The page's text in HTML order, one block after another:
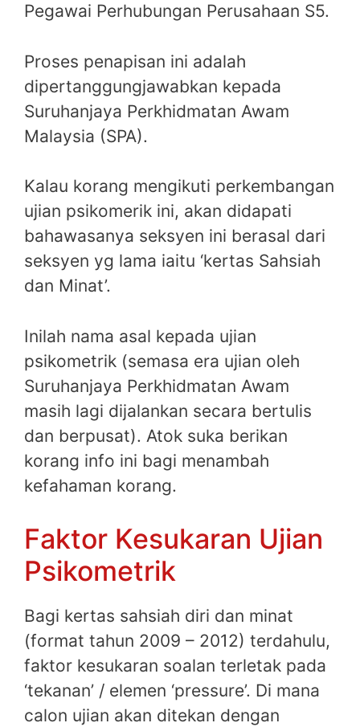
Pegawai Perhubungan Perusahaan S5.
Proses penapisan ini adalah
dipertanggungjawabkan kepada
Suruhanjaya Perkhidmatan Awam
Malaysia (SPA).
Kalau korang mengikuti perkembangan
ujian psikomerik ini, akan didapati
bahawasanya seksyen ini berasal dari
seksyen yg lama iaitu ‘kertas Sahsiah
dan Minat’.
Inilah nama asal kepada ujian
psikometrik (semasa era ujian oleh
Suruhanjaya Perkhidmatan Awam
masih lagi dijalankan secara bertulis
dan berpusat). Atok suka berikan
korang info ini bagi menambah
kefahaman korang.
Faktor Kesukaran Ujian
Psikometrik
Bagi kertas sahsiah diri dan minat
(format tahun 2009 – 2012) terdahulu,
faktor kesukaran soalan terletak pada
‘tekanan’ / elemen ‘pressure’. Di mana
calon ujian akan ditekan dengan